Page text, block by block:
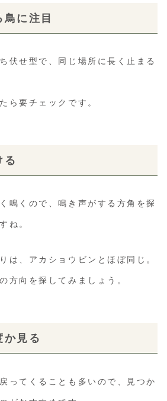
に注目
伏せ型で、同じ場所に長く止まる
ら要チェックです。
る
鳴くので、鳴き声がする方角を探
ね。
は、アカショウビンとほぼ同じ。
方向を探してみましょう。
か見る
ってくることも多いので、見つか